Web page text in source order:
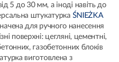
5 до 30 мм, а іноді навіть до
штукатурка ŚNIEŻKA
для ручного нанесення
поверхні: цегляні, цементні,
газобетонних блоків
виготовлена з